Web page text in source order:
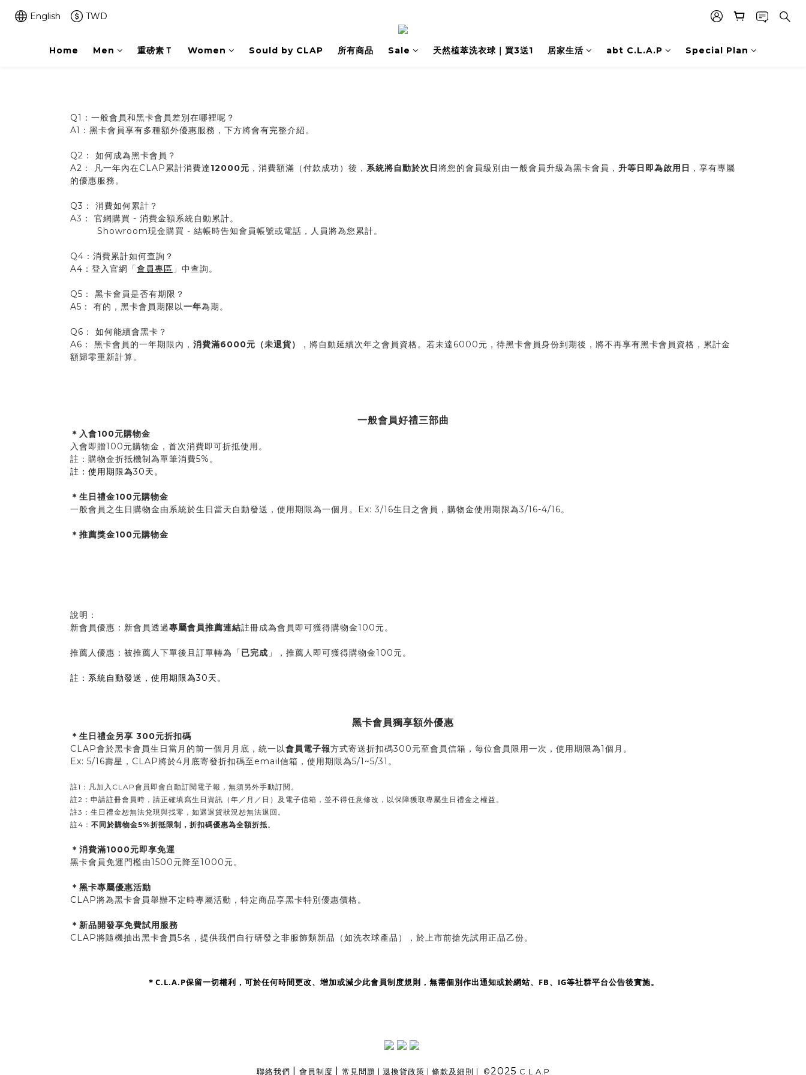
English TWD
Home Men 重磅素Ｔ Women Sould by CLAP 所有商品 Sale 天然植萃洗衣球｜買3送1 居家生活 abt C.L.A.P Special Plan
Q1：一般會員和黑卡會員差別在哪裡呢？
A1：黑卡會員享有多種額外優惠服務，下方將會有完整介紹。
Q2： 如何成為黑卡會員？
A2： 凡一年內在CLAP累計消費達12000元 ，消費額滿（付款成功）後， 系統將自動於次日 將您的會員級別由一般會員升級為黑卡會員， 升等日即為啟用日 ，享有專屬
的優惠服務。
Q3： 消費如何累計？
A3： 官網購買 - 消費金額系統自動累計。
Showroom現金購買 - 結帳時告知會員帳號或電話，人員將為您累計。
Q4：消費累計如何查詢？
A4：登入官網「會員專區 」中查詢。
Q5： 黑卡會員是否有期限？
A5： 有的，黑卡會員期限以一年為期。
Q6： 如何能續會黑卡？
A6： 黑卡會員的一年期限內， 消費滿6000元（未退貨）
，將自動延續次年之會員資格。若未達6000元，待黑卡會員身份到期後，將不再享有黑卡會員資格，累計金
額歸零重新計算。
一般會員好禮三部曲
＊入會100元購物金
入會即贈100元購物金，首次消費即可折抵使用。
註：購物金折抵機制為單筆消費5%。
註：使用期限為30天。
＊生日禮金100元購物金
一般會員之生日購物金由系統於生日當天自動發送，使用期限為一個月。Ex: 3/16生日之會員，購物金使用期限為3/16-4/16。
＊推薦獎金100元購物金
說明：
新會員優惠：新會員透過專屬會員推薦連結註冊成為會員即可獲得購物金100元。
推薦人優惠：被推薦人下單後且訂單轉為「已完成 」，推薦人即可獲得購物金100元。
註：系統自動發送，使用期限為30天。
黑卡會員獨享額外優惠
＊生日禮金另享 300元折扣碼
CLAP會於黑卡會員生日當月的前一個月月底， 統一以會員電子報方式寄送折扣碼300元至會員信箱，每位會員限用一次，使用期限為1個月。
Ex: 5/16壽星，CLAP將於4月底寄發折扣碼至email信箱，使用期限為5/1~5/31。
註1：凡加入CLAP會員即會自動訂閱電子報，無須另外手動訂閱。
註2：申請註冊會員時，請正確填寫生日資訊（年／月／日）及電子信箱，並不得任意修改，以保障獲取專屬生日禮金之權益。
註3：生日禮金恕無法兌現與找零，如遇退貨狀況恕無法退回。
註4： 不同於購物金5%折抵限制，折扣碼優惠為全額折抵。
＊消費滿1000元即享免運
黑卡會員免運門檻由1500元降至1000元。
＊黑卡專屬優惠活動
CLAP將為黑卡會員舉辦不定時專屬活動，特定商品享黑卡特別優惠價格。
＊新品開發享免費試用服務
CLAP將隨機抽出黑卡會員5名，提供我們自行研發之非服飾類新品（如洗衣球產品），於上市前搶先試用正品乙份。
＊C.L.A.P保留一切權利，可於任何時間更改、增加或減少此會員制度規則，無需個別作出通知或於網站、FB、IG等社群平台公告後實施。
聯絡我們 會員制度 常見問題 | 退換貨政策 | 條款及細則 | ©2025 C.L.A.P